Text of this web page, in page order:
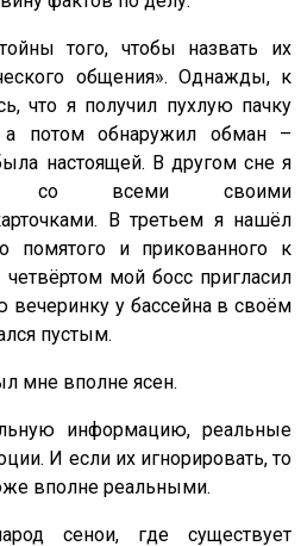
того, чтобы назвать их
общения». Однажды, к
что я получил пухлую пачку
а потом обнаружил обман –
настоящей. В другом сне я
со всеми своими
В третьем я нашёл
помятого и прикованного к
мой босс пригласил
вечеринку у бассейна в своём
пустым.
мне вполне ясен.
информацию, реальные
И если их игнорировать, то
вполне реальными.
сенои, где существует